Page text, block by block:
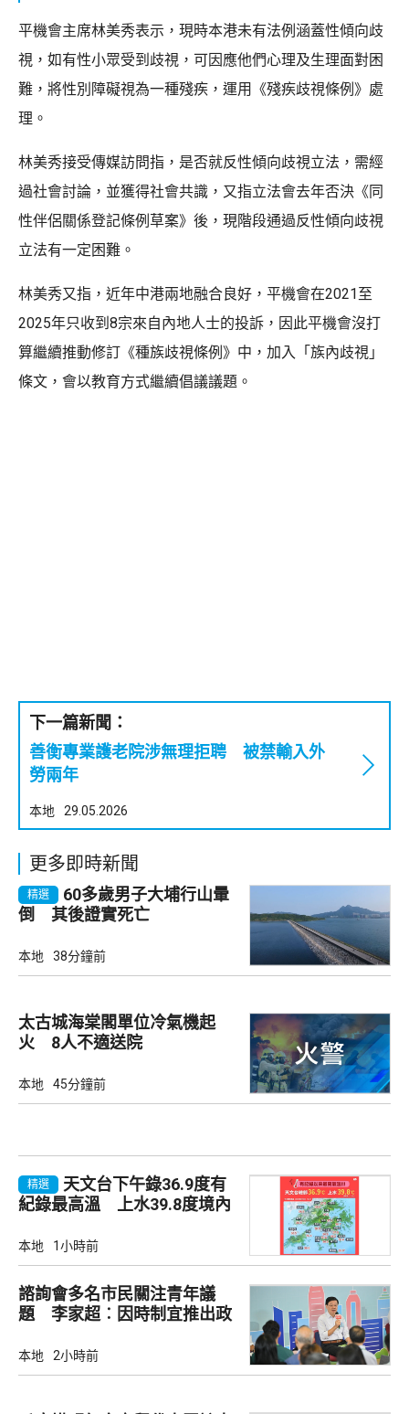
平機會主席林美秀表示，現時本港未有法例涵蓋性傾向歧
視，如有性小眾受到歧視，可因應他們心理及生理面對困
難，將性別障礙視為一種殘疾，運用《殘疾歧視條例》處
理。
林美秀接受傳媒訪問指，是否就反性傾向歧視立法，需經
過社會討論，並獲得社會共識，又指立法會去年否決《同
性伴侶關係登記條例草案》後，現階段通過反性傾向歧視
立法有一定困難。
林美秀又指，近年中港兩地融合良好，平機會在2021至
2025年只收到8宗來自內地人士的投訴，因此平機會沒打
算繼續推動修訂《種族歧視條例》中，加入「族內歧視」
條文，會以教育方式繼續倡議議題。
下一篇新聞：
善衡專業護老院涉無理拒聘 被禁輸入外
勞兩年
本地 29.05.2026
更多即時新聞
精選
60多歲男子大埔行山暈
倒 其後證實死亡
本地 38分鐘前
太古城海棠閣單位冷氣機起
火 8人不適送院
本地 45分鐘前
精選
天文台下午錄36.9度有
紀錄最高溫 上水39.8度境內
本地 1小時前
諮詢會多名市民關注青年議
題 李家超︰因時制宜推出政
本地 2小時前